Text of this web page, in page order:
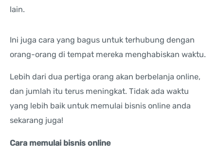
lain.
Ini juga cara yang bagus untuk terhubung dengan
orang-orang di tempat mereka menghabiskan waktu.
Lebih dari dua pertiga orang akan berbelanja online,
dan jumlah itu terus meningkat. Tidak ada waktu
yang lebih baik untuk memulai bisnis online anda
sekarang juga!
Cara memulai bisnis online